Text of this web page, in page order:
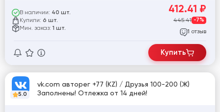
В наличии: 40 шт.
Купили: 6 шт.
Мин. заказ: 1 шт.
412.41 ₽
445.41 -7%
1 отзыв
Купить
5.0
vk.com авторег +77 (KZ) / Друзья 100-200 (Ж)
Заполнены! Отлежка от 14 дней!